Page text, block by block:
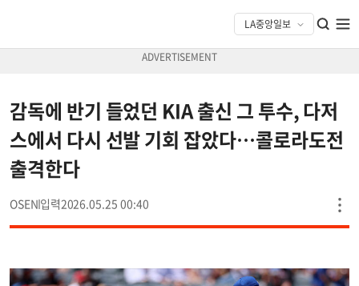
감독에 반기 들었던 KIA 출신 그 투수, 다저
스에서 다시 선발 기회 잡았다…콜로라도전
출격한다
OSEN 2026.05.25 00:40